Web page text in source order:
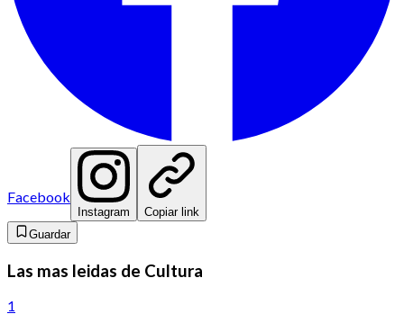
Facebook
Instagram
Copiar link
Guardar
Las mas leidas de Cultura
1